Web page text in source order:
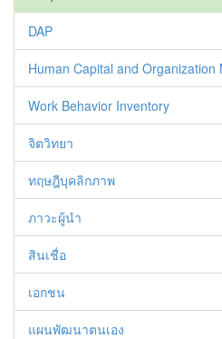
DAP
Human Capital and Organization
Work Behavior Inventory
จิตวิทยา
ทฤษฎีบุคลิกภาพ
ภาวะผู้นำ
สินเชื่อ
เอกชน
แผนพัฒนาตนเอง